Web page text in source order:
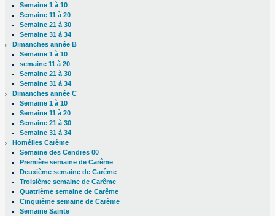
Semaine 1 à 10
Semaine 11 à 20
Semaine 21 à 30
Semaine 31 à 34
Dimanches année B
Semaine 1 à 10
semaine 11 à 20
Semaine 21 à 30
Semaine 31 à 34
Dimanches année C
Semaine 1 à 10
Semaine 11 à 20
Semaine 21 à 30
Semaine 31 à 34
Homélies Carême
Semaine des Cendres 00
Première semaine de Carême
Deuxième semaine de Carême
Troisième semaine de Carême
Quatrième semaine de Carême
Cinquième semaine de Carême
Semaine Sainte